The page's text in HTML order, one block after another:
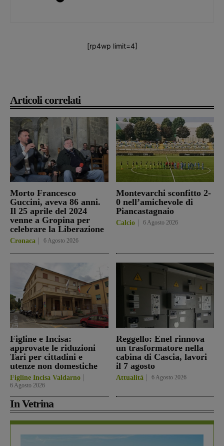
Articoli correlati
Morto Francesco
Guccini, aveva 86 anni.
Il 25 aprile del 2024
venne a Gropina per
celebrare la Liberazione
Cronaca 6 Agosto 2026
Montevarchi sconfitto 2-
0 nell’amichevole di
Piancastagnaio
Calcio 6 Agosto 2026
Figline e Incisa:
approvate le riduzioni
Tari per cittadini e
utenze non domestiche
Figline Incisa Valdarno
6 Agosto 2026
Reggello: Enel rinnova
un trasformatore nella
cabina di Cascia, lavori
il 7 agosto
Attualità 6 Agosto 2026
In Vetrina
[rp4wp limit=4]